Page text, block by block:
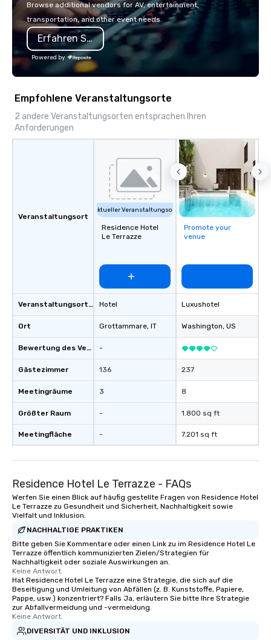
Browse additional vendors for AV, entertainment,
transportation, and other event needs.
Erfahren Sie mehr
Powered by
Empfohlene Veranstaltungsorte
2 andere Veranstaltungsorten entsprachen Ihren
Anforderungen
Veranstaltungsort
Veranstaltungsortstyp
Ort
Bewertung des Veranstaltungsortes
Gästezimmer
Meetingräume
Größter Raum
Meetingfläche
Aktueller Veranstaltungsort
Residence Hotel
Le Terrazze
Hotel
Grottammare, IT
-
136
3
-
-
Promote your
venue
Luxushotel
Washington, US
237
8
1.800 sq ft
7.201 sq ft
Residence Hotel Le Terrazze - FAQs
Werfen Sie einen Blick auf häufig gestellte Fragen von Residence Hotel
Le Terrazze zu Gesundheit und Sicherheit, Nachhaltigkeit sowie
Vielfalt und Inklusion.
NACHHALTIGE PRAKTIKEN
Bitte geben Sie Kommentare oder einen Link zu im Residence Hotel Le
Terrazze öffentlich kommunizierten Zielen/Strategien für
Nachhaltigkeit oder soziale Auswirkungen an.
Keine Antwort.
Hat Residence Hotel Le Terrazze eine Strategie, die sich auf die
Beseitigung und Umleitung von Abfällen (z. B. Kunststoffe, Papiere,
Pappe, usw.) konzentriert? Falls Ja, erläutern Sie bitte Ihre Strategie
zur Abfallvermeidung und -vermeidung.
Keine Antwort.
DIVERSITÄT UND INKLUSION